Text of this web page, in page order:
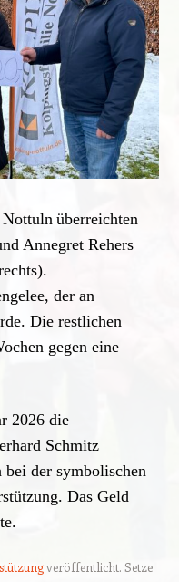
überreichten
Annegret Rehers
der an
Die restlichen
gegen eine
2026 die
Schmitz
bei der symbolischen
Das Geld
veröffentlicht. Setze